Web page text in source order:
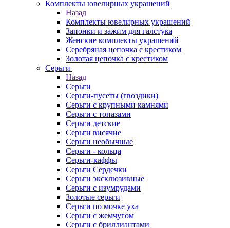
Комплекты ювелирных украшений
Назад
Комплекты ювелирных украшений
Запонки и зажим для галстука
Женские комплекты украшений
Серебряная цепочка с крестиком
Золотая цепочка с крестиком
Серьги
Назад
Серьги
Серьги-пусеты (гвоздики)
Серьги с крупными камнями
Серьги с топазами
Серьги детские
Серьги висячие
Серьги необычные
Серьги - кольца
Серьги-каффы
Серьги Сердечки
Серьги эксклюзивные
Серьги с изумрудами
Золотые серьги
Серьги по мочке уха
Серьги с жемчугом
Серьги с бриллиантами